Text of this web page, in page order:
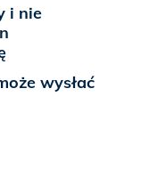
i nie
wysłać